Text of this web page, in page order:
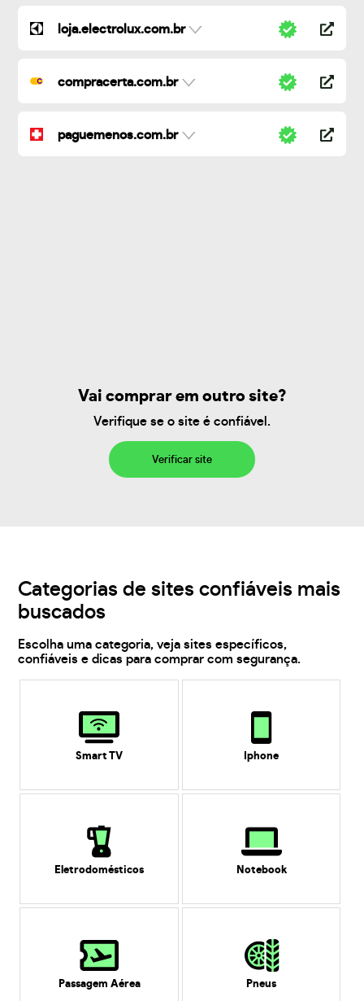
loja.electrolux.com.br
compracerta.com.br
paguemenos.com.br
Vai comprar em outro site?
Verifique se o site é confiável.
Verificar site
Categorias de sites confiáveis mais
buscados
Escolha uma categoria, veja sites específicos,
confiáveis e dicas para comprar com segurança.
Smart TV Iphone
Eletrodomésticos Notebook
Passagem Aérea Pneus